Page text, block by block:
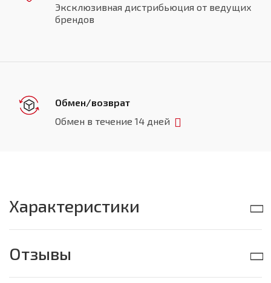
Эксклюзивная дистрибьюция от ведущих
брендов
Обмен/возврат
Обмен в течение 14 дней
Характеристики
Отзывы